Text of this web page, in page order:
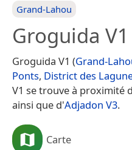
Grand-Lahou
Groguida V1
Groguida V1 (Grand-
Ponts, District des
V1 se trouve à proximité
ainsi que d'Adjadon V3.
Carte